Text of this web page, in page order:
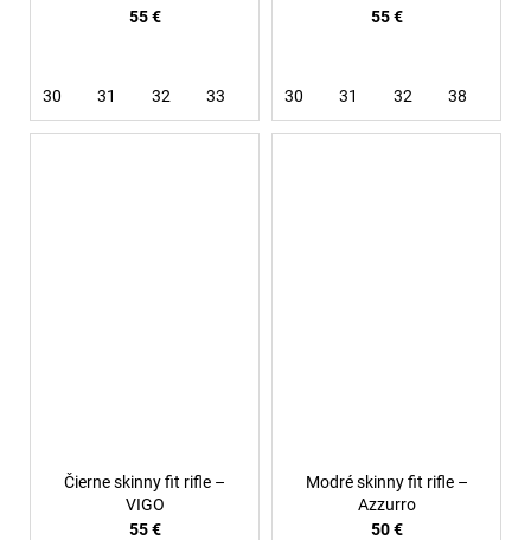
55 €
30 31 32 33
55 €
30 31 32 38
Čierne skinny fit rifle –
VIGO
55 €
Modré skinny fit rifle –
Azzurro
50 €